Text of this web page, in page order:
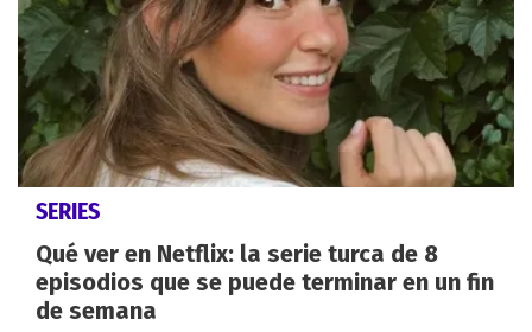
SERIES
Qué ver en Netflix: la serie turca de 8
episodios que se puede terminar en un fin
de semana